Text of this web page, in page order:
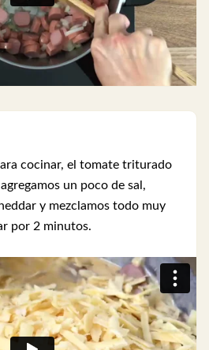
cocinar, el tomate triturado
un poco de sal,
y mezclamos todo muy
por 2 minutos.